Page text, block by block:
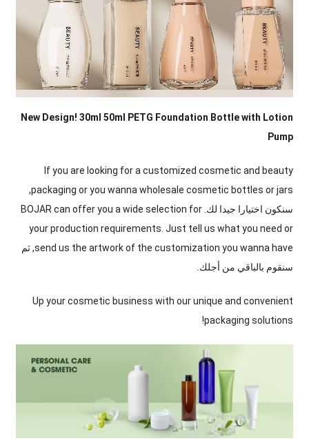
New Design! 30ml 50ml PETG Foundation Bottle with Lotion
Pump
If you are looking for a customized cosmetic and beauty
packaging or you wanna wholesale cosmetic bottles or jars
,
سنكون اختيارا جيدا لك.BOJAR can offer you a wide selection for
your production requirements Just tell us what you need or
send us the artwork of the customization you wanna have, ثم
سنقوم بالباقي من أجلك.
Up your cosmetic business with our unique and convenient
packaging solutions
!